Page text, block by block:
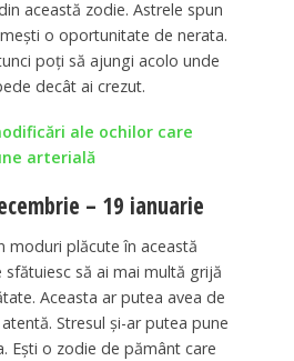
această zodie. Astrele spun
o oportunitate de nerata.
poți să ajungi acolo unde
decât ai crezut.
ale ochilor care
arterială
– 19 ianuarie
moduri plăcute în această
să ai mai multă grijă
Aceasta ar putea avea de
Stresul și-ar putea pune
Ești o zodie de pământ care